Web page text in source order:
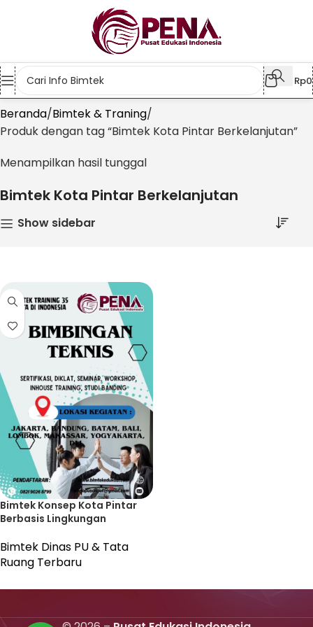
Rp0
Beranda Bimtek & Traning
Produk dengan tag “Bimtek Kota Pintar Berkelanjutan”
Menampilkan hasil tunggal
Bimtek Kota Pintar Berkelanjutan
Show sidebar
Bimtek Konsep Kota Pintar
Berbasis Lingkungan
Bimtek Dinas PU & Tata
Ruang Terbaru